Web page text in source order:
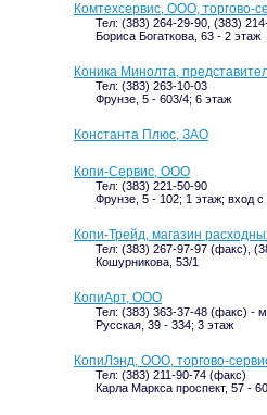
Комтехсервис, ООО, торгово-
Тел: (383) 264-29-90, (383)
Бориса Богаткова, 63 - 2 этаж
Коника Минолта,
Тел: (383) 263-10-03
Фрунзе, 5 - 603/4; 6 этаж
Константа Плюс, ЗАО
Копи-Сервис, ООО
Тел: (383) 221-50-90
Фрунзе, 5 - 102; 1 этаж; вход с
Копи-Трейд, магазин
Тел: (383) 267-97-97 (факс),
Кошурникова, 53/1
КопиАрт, ООО
Тел: (383) 363-37-48 (факс) -
Русская, 39 - 334; 3 этаж
КопиЛэнд, ООО, торгово-
Тел: (383) 211-90-74 (факс)
Карла Маркса проспект, 57 -